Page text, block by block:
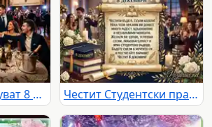
Студенти празнуват 8 декември с наздравици и послания за бъдещето в елегантна обстановка. Честит Студентски празник 8 декември: Елегантна картичка с пожелания, студенти, книги и рози.